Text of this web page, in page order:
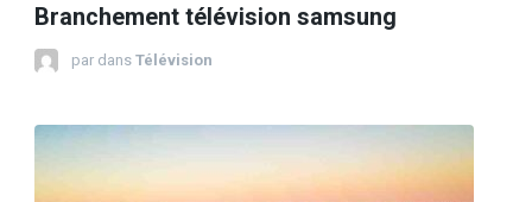
Branchement télévision samsung
par dans Télévision